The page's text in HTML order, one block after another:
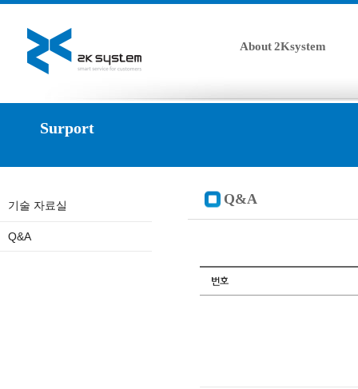
About 2Ksystem
Surport
기술 자료실
Q&A
Q&A